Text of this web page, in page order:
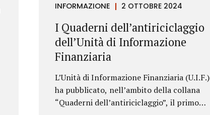
INFORMAZIONE 2 OTTOBRE 2024
I Quaderni dell’antiriciclaggio
dell’Unità di Informazione
Finanziaria
L’Unità di Informazione Finanziaria (U.I.F.)
ha pubblicato, nell’ambito della collana
“Quaderni dell’antiriciclaggio”, il primo